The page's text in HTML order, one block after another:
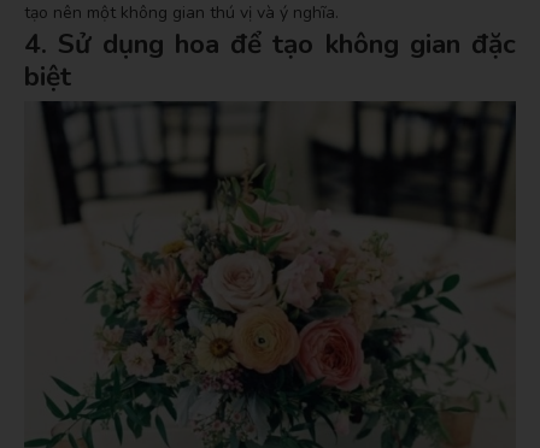
tạo nên một không gian thú vị và ý nghĩa.
4. Sử dụng hoa để tạo không gian đặc
biệt